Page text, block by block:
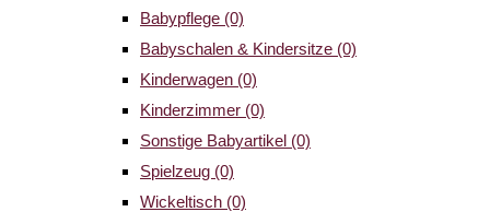
Babypflege (0)
Babyschalen & Kindersitze (0)
Kinderwagen (0)
Kinderzimmer (0)
Sonstige Babyartikel (0)
Spielzeug (0)
Wickeltisch (0)